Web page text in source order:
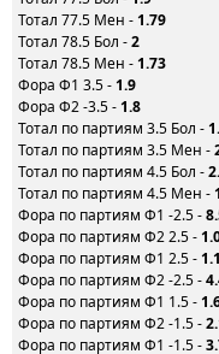
Тотал 77.5 Мен - 1.79
Тотал 78.5 Бол -2
Тотал 78.5 Мен - 1.73
Фора Ф1 3.5 - 1.9
Фора Ф2 -3.5 - 1.8
Тотал по партиям 3.5 Бол -
Тотал по партиям 3.5 Мен -
Тотал по партиям 4.5 Бол -
Тотал по партиям 4.5 Мен -
Фора по партиям Ф1 -2.5 -
Фора по партиям Ф2 2.5 -
Фора по партиям Ф1 2.5 -
Фора по партиям Ф2 -2.5 -
Фора по партиям Ф1 1.5 -
Фора по партиям Ф2 -1.5 -
Фора по партиям Ф1 -1.5 -